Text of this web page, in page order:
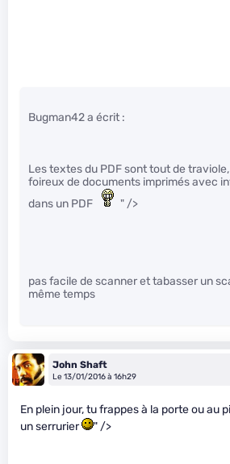
Bugman42 a écrit :
Les textes du PDF sont tout de
foireux de documents imprimés avec
dans un PDF
" />
pas facile de scanner et tabasser un
même temps
John Shaft
Le 13/01/2016 à 16h29
En plein jour, tu frappes à la porte ou au
un serrurier
" />